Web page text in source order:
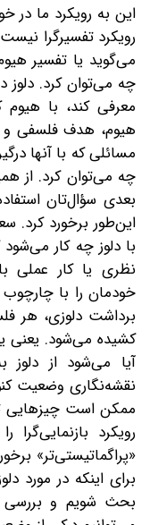
این به رویکرد ما در
رویکرد تفسیرگرا
می‌گوید یا تفسیر
چه می‌توان کرد. دلوز
معرفی کند، با
هیوم، هدف فلسفی و
مسائلی که با آنها
چه می‌توان کرد. از
بعدی سؤال‌تان
این‌طور برخورد کرد.
با دلوز چه کار
نظری یا کار عملی
خودمان را با چارچوب
برداشت دلوزی، هر
کشیده می‌شود. یعنی
آیا می‌شود از دلوز
نقشه‌نگاری وضعیت
ممکن است چیزهایی
رویکرد بازنمایی‌گرا
«پراگماتیستی‌تر»
برای اینکه در مورد
بحث شویم و بررسی